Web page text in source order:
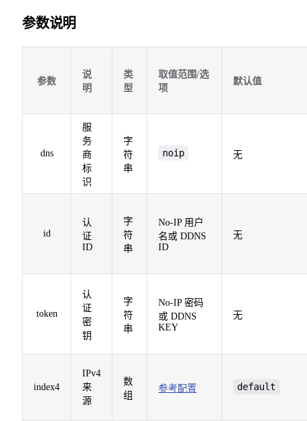
参数说明
参数
说
明
类
型
取值范围/选
项
默认值
dns
服
务
商
标
识
字
符
串
noip 无
id
认
证
ID
字
符
串
No-IP 用户
名或 DDNS
ID
无
token
认
证
密
钥
字
符
串
No-IP 密码
或 DDNS
KEY
无
index4
IPv4
来
源
数
组
参考配置 default